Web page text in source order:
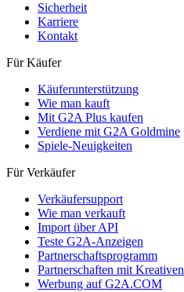
Sicherheit
Karriere
Kontakt
Für Käufer
Käuferunterstützung
Wie man kauft
Mit G2A Plus kaufen
Verdiene mit G2A Goldmine
Spiele-Neuigkeiten
Für Verkäufer
Verkäufersupport
Wie man verkauft
Import über API
Teste G2A-Anzeigen
Partnerschaftsprogramm
Partnerschaften mit Kreativen
Werbung auf G2A.COM